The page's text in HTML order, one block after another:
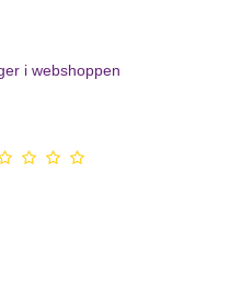
i webshoppen